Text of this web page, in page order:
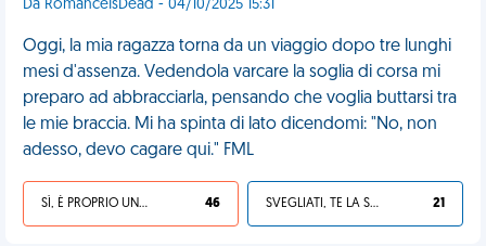
Da RomanceIsDead - 04/10/2025 15:31
Oggi, la mia ragazza torna da un viaggio dopo tre lunghi
mesi d'assenza. Vedendola varcare la soglia di corsa mi
preparo ad abbracciarla, pensando che voglia buttarsi tra
le mie braccia. Mi ha spinta di lato dicendomi: "No, non
adesso, devo cagare qui." FML
SÌ, È PROPRIO UNA VDM! 46 SVEGLIATI, TE LA SEI CERCATA! 21